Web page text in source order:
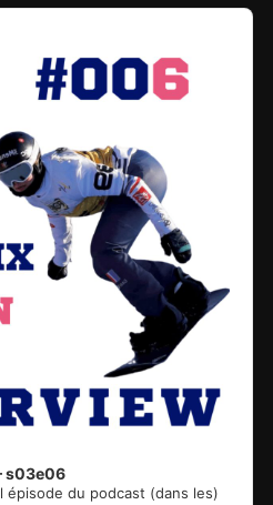
s03e06
épisode du podcast (dans les)